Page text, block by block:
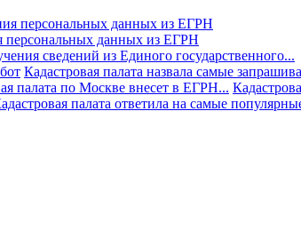
персональных данных из ЕГРН
сведений из Единого государственного...
Кадастровая палата назвала самые
палата по Москве внесет в ЕГРН...
палата ответила на самые